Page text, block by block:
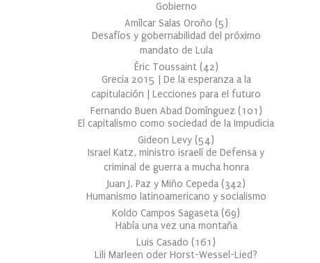
Gobierno
Amílcar Salas Oroño (5)
Desafíos y gobernabilidad del próximo
mandato de Lula
Éric Toussaint (42)
Grecia 2015 | De la esperanza a la
capitulación | Lecciones para el futuro
Fernando Buen Abad Domínguez (101 )
El capitalismo como sociedad de la Impudicia
Gideon Levy (54)
Israel Katz, ministro israelí de Defensa y
criminal de guerra a mucha honra
Juan J. Paz y Miño Cepeda (342)
Humanismo latinoamericano y socialismo
Koldo Campos Sagaseta (69)
Había una vez una montaña
Luis Casado (161 )
Lili Marleen oder Horst-Wessel-Lied?